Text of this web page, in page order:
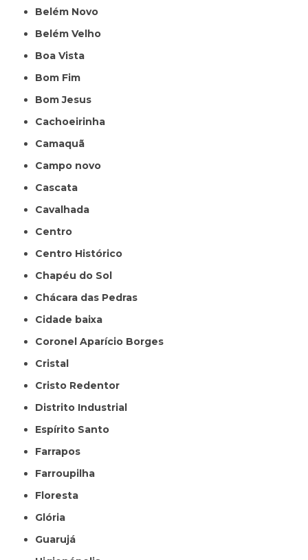
Belém Novo
Belém Velho
Boa Vista
Bom Fim
Bom Jesus
Cachoeirinha
Camaquã
Campo novo
Cascata
Cavalhada
Centro
Centro Histórico
Chapéu do Sol
Chácara das Pedras
Cidade baixa
Coronel Aparício Borges
Cristal
Cristo Redentor
Distrito Industrial
Espírito Santo
Farrapos
Farroupilha
Floresta
Glória
Guarujá